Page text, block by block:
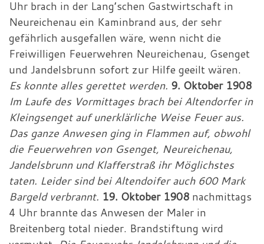
Uhr brach in der Lang’schen Gastwirtschaft in
Neureichenau ein Kaminbrand aus, der sehr
gefährlich ausgefallen wäre, wenn nicht die
Freiwilligen Feuerwehren Neureichenau, Gsenget
und Jandelsbrunn sofort zur Hilfe geeilt wären.
Es konnte alles gerettet werden. 9. Oktober 1908
Im Laufe des Vormittages brach bei Altendorfer in
Kleingsenget auf unerklärliche Weise Feuer aus.
Das ganze Anwesen ging in Flammen auf, obwohl
die Feuerwehren von Gsenget, Neureichenau,
Jandelsbrunn und Klafferstraß ihr Möglichstes
taten. Leider sind bei Altendoifer auch 600 Mark
Bargeld verbrannt. 19. Oktober 1908 nachmittags
4 Uhr brannte das Anwesen der Maler in
Breitenberg total nieder. Brandstiftung wird